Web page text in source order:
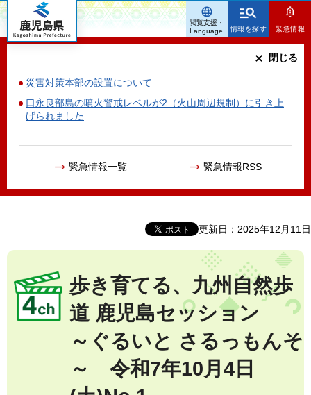
鹿児島県
情報を探す 緊急情報
災害対策本部の設置について
口永良部島の噴火警戒レベルが2（火山周辺規制）に引き上
げられました
緊急情報一覧 緊急情報RSS
閉じる
閲覧支援・
Language
更新日：2025年12月11日
歩き育てる、九州自然歩
道 鹿児島セッション
～ぐるいと さるっもんそ
～ 令和7年10月4日